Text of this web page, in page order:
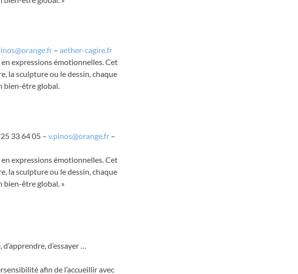
– aether-cagire.fr
expressions émotionnelles. Cet
la sculpture ou le dessin, chaque
bien-être global.
33 64 05 – v.pinos@orange.fr –
expressions émotionnelles. Cet
la sculpture ou le dessin, chaque
bien-être global. »
d’essayer …
afin de l’accueillir avec